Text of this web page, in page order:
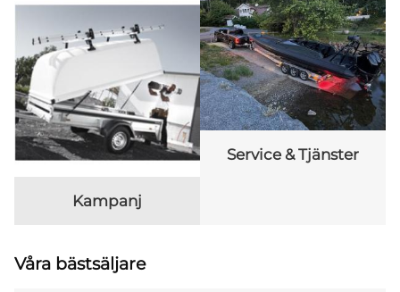
Kampanj
Service & Tjänster
Våra bästsäljare